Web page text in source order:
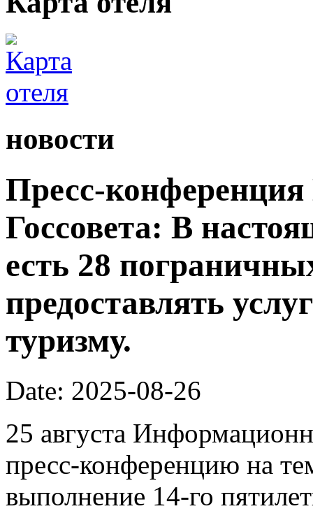
новости
Пресс-
Госсовета: В
есть 28
предоставлять
туризму.
Date: 2025-08-26
25 августа
пресс-конференцию на
выполнение 14-го